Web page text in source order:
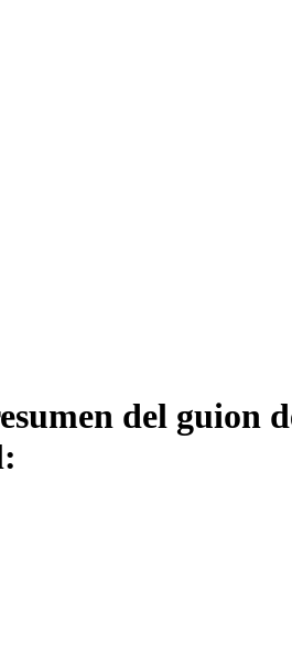
del guion